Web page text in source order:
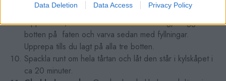
Data Deletion Data Access Privacy Policy
Lägg små bakplåtspapper runt serveringsfat (för att
slippa kladd, som du sedan dra bort smidig). Lägg första
botten på faten och varva sedan med fyllningar.
Upprepa tills du lagt på alla tre botten.
Spackla runt om hela tårtan och låt den står i kylskåpet i
ca 20 minuter.